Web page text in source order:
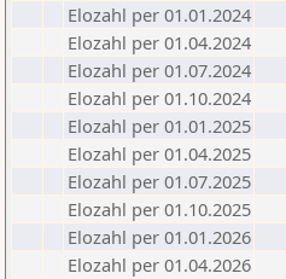
Elozahl per 01.01.2024
Elozahl per 01.04.2024
Elozahl per 01.07.2024
Elozahl per 01.10.2024
Elozahl per 01.01.2025
Elozahl per 01.04.2025
Elozahl per 01.07.2025
Elozahl per 01.10.2025
Elozahl per 01.01.2026
Elozahl per 01.04.2026